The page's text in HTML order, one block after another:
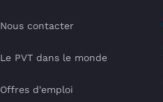
Nous contacter
Le PVT dans le monde
Offres d'emploi